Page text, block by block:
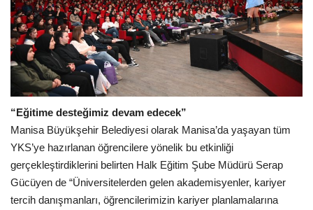
“Eğitime desteğimiz devam edecek”
Manisa Büyükşehir Belediyesi olarak Manisa’da yaşayan tüm
YKS’ye hazırlanan öğrencilere yönelik bu etkinliği
gerçekleştirdiklerini belirten Halk Eğitim Şube Müdürü Serap
Gücüyen de “Üniversitelerden gelen akademisyenler, kariyer
tercih danışmanları, öğrencilerimizin kariyer planlamalarına